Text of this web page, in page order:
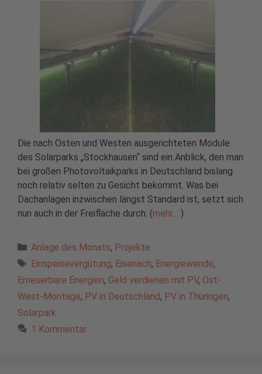
Die nach Osten und Westen ausgerichteten Module
des Solarparks „Stockhausen“ sind ein Anblick, den man
bei großen Photovoltaikparks in Deutschland bislang
noch relativ selten zu Gesicht bekommt. Was bei
Dachanlagen inzwischen längst Standard ist, setzt sich
nun auch in der Freifläche durch. (mehr… )
Kategorien
Anlage des Monats, Projekte
Schlagwörter
Einspeisevergütung, Eisenach, Energiewende,
Erneuerbare Energien, Geld verdienen mit PV, Ost-
West-Montage, PV in Deutschland, PV in Thüringen,
Solarpark
1 Kommentar